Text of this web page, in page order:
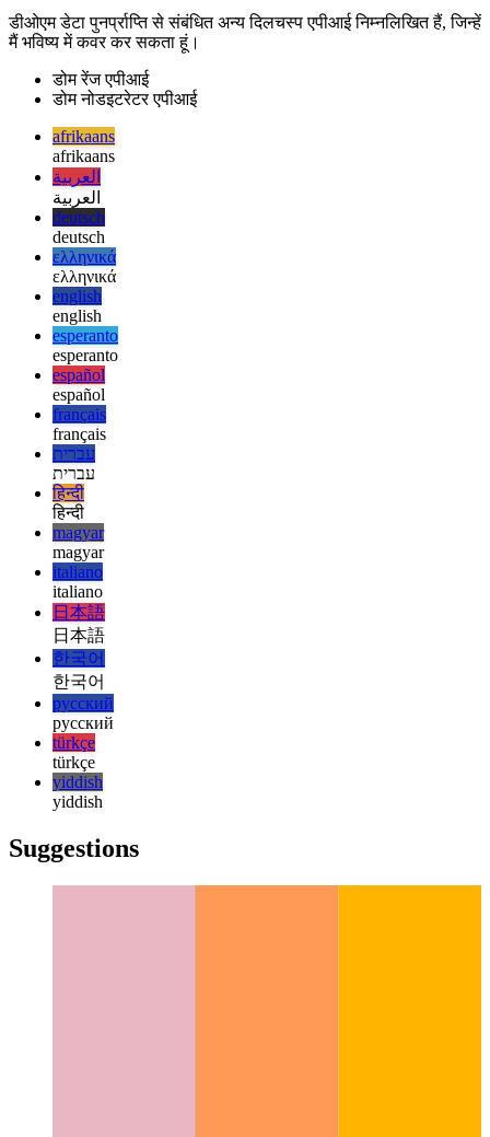
करना चुनौतीपूर्ण हो सकता है, और ब्राउज़रों द्वारा अच्छी तरह से समर्थित नहीं
है।
डीओएम डेटा पुनर्प्राप्ति से संबंधित अन्य दिलचस्प एपीआई निम्नलिखित हैं, जिन्हें
मैं भविष्य में कवर कर सकता हूं।
डोम रेंज एपीआई
डोम नोडइटरेटर एपीआई
afrikaans
afrikaans
العربية
العربية
deutsch
deutsch
ελληνικά
ελληνικά
english
english
esperanto
esperanto
español
español
français
français
עברית
עברית
हिन्दी
हिन्दी
magyar
magyar
italiano
italiano
日本語
日本語
한국어
한국어
русский
русский
türkçe
yiddish
yiddish